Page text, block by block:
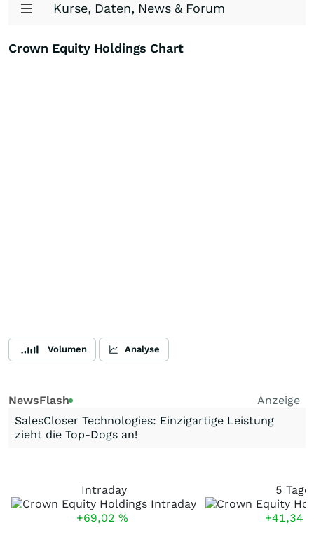
Kurse, Daten, News & Forum
Crown Equity Holdings Chart
Volumen Analyse
NewsFlash
Anzeige
SalesCloser Technologies: Einzigartige Leistung
zieht die Top-Dogs an!
Intraday
+69,02 %
5 Tage
+41,34